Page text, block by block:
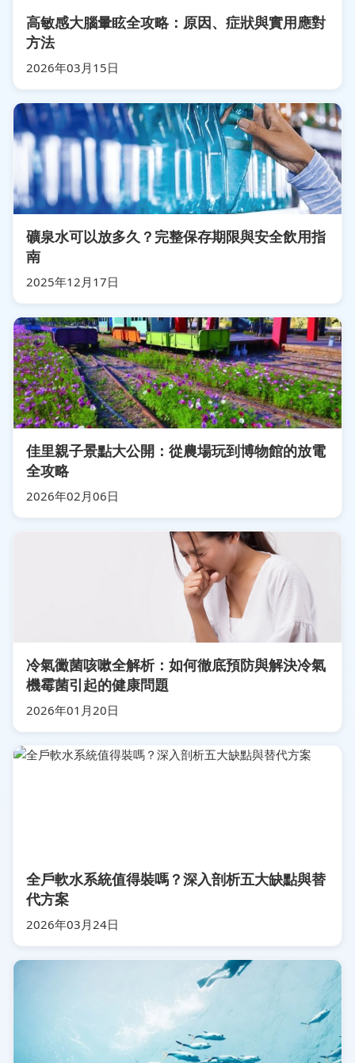
高敏感大腦暈眩全攻略：原因、症狀與實用應對
方法
2026年03月15日
礦泉水可以放多久？完整保存期限與安全飲用指
南
2025年12月17日
佳里親子景點大公開：從農場玩到博物館的放電
全攻略
2026年02月06日
冷氣黴菌咳嗽全解析：如何徹底預防與解決冷氣
機霉菌引起的健康問題
2026年01月20日
全戶軟水系統值得裝嗎？深入剖析五大缺點與替
代方案
2026年03月24日